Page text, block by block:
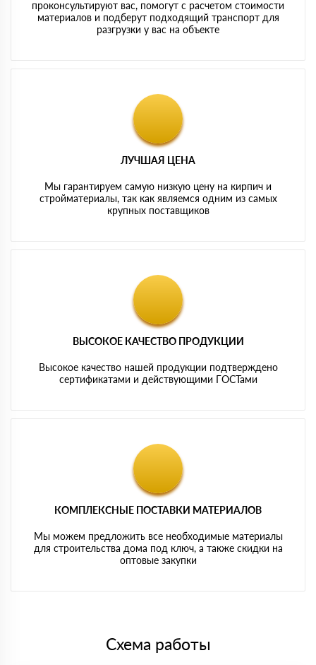
проконсультируют вас, помогут с расчетом стоимости
материалов и подберут подходящий транспорт для
разгрузки у вас на объекте
ЛУЧШАЯ ЦЕНА
Мы гарантируем самую низкую цену на кирпич и
стройматериалы, так как являемся одним из самых
крупных поставщиков
ВЫСОКОЕ КАЧЕСТВО ПРОДУКЦИИ
Высокое качество нашей продукции подтверждено
сертификатами и действующими ГОСТами
КОМПЛЕКСНЫЕ ПОСТАВКИ МАТЕРИАЛОВ
Мы можем предложить все необходимые материалы
для строительства дома под ключ, а также скидки на
оптовые закупки
Схема работы